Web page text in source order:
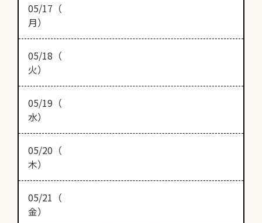
05/17（
月）
05/18（
火）
05/19（
水）
05/20（
木）
05/21（
金）